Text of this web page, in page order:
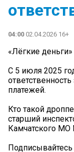
04:00 02.04.2026 16+
«Лёгкие деньги»
С 5 июля 2025
платежей.
Кто такой
старший
Камчатского МО